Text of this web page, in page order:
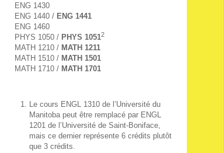
ENG 1430
ENG 1440 / ENG 1441
ENG 1460
PHYS 1050 / PHYS 10512
MATH 1210 / MATH 1211
MATH 1510 / MATH 1501
MATH 1710 / MATH 1701
Le cours ENGL 1310 de l’Université du
Manitoba peut être remplacé par ENGL
1201 de l’Université de Saint-Boniface,
mais ce dernier représente 6 crédits plutôt
que 3 crédits.